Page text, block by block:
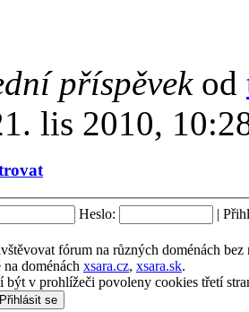
příspěvekod
lis 2010,
Heslo: |
fórum na různých doménách
doménách xsara.cz, xsara.sk.
být v prohlížeči povoleny cookies třetí